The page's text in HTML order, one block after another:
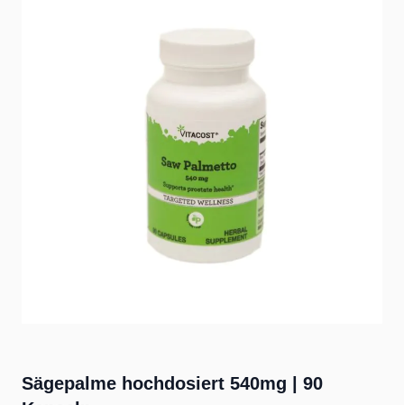
Sägepalme hochdosiert 540mg | 90